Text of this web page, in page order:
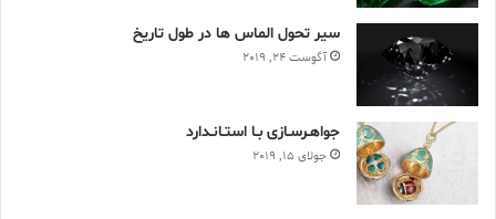
سير تحول الماس ها در طول تاريخ
آگوست 24, 2019
جواهـرسـازی بـا استـانـدارد
جولای 15, 2019